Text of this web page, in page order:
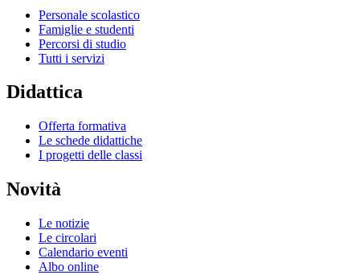
Personale scolastico
Famiglie e studenti
Percorsi di studio
Tutti i servizi
Didattica
Offerta formativa
Le schede didattiche
I progetti delle classi
Novità
Le notizie
Le circolari
Calendario eventi
Albo online